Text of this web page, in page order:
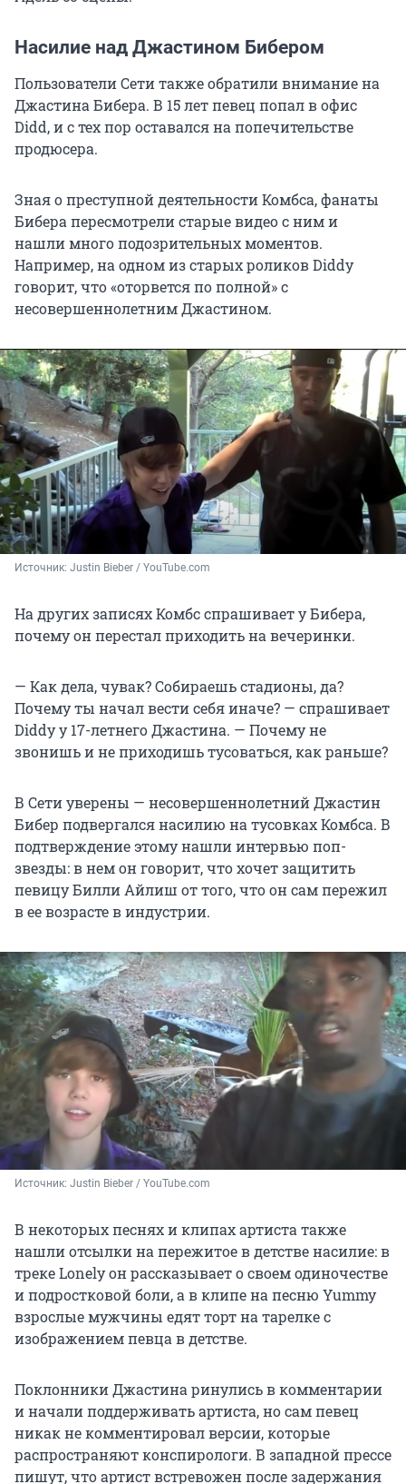
Насилие над Джастином Бибером
Пользователи Сети также обратили внимание на
Джастина Бибера. В 15 лет певец попал в офис
Didd, и с тех пор оставался на попечительстве
продюсера.
Зная о преступной деятельности Комбса, фанаты
Бибера пересмотрели старые видео с ним и
нашли много подозрительных моментов.
Например, на одном из старых роликов Diddy
говорит, что «оторвется по полной» с
несовершеннолетним Джастином.
Источник: Justin Bieber / YouTube.com
На других записях Комбс спрашивает у Бибера,
почему он перестал приходить на вечеринки.
— Как дела, чувак? Собираешь стадионы, да?
Почему ты начал вести себя иначе? — спрашивает
Diddy у 17-летнего Джастина. — Почему не
звонишь и не приходишь тусоваться, как раньше?
В Сети уверены — несовершеннолетний Джастин
Бибер подвергался насилию на тусовках Комбса. В
подтверждение этому нашли интервью поп-
звезды: в нем он говорит, что хочет защитить
певицу Билли Айлиш от того, что он сам пережил
в ее возрасте в индустрии.
Источник: Justin Bieber / YouTube.com
В некоторых песнях и клипах артиста также
нашли отсылки на пережитое в детстве насилие: в
треке Lonely он рассказывает о своем одиночестве
и подростковой боли, а в клипе на песню Yummy
взрослые мужчины едят торт на тарелке с
изображением певца в детстве.
Поклонники Джастина ринулись в комментарии
и начали поддерживать артиста, но сам певец
никак не комментировал версии, которые
распространяют конспирологи. В западной прессе
пишут, что артист встревожен после задержания